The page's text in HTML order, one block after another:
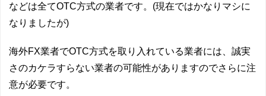
などは全てOTC方式の業者です。(現在ではかなりマシに
なりましたが)
海外FX業者でOTC方式を取り入れている業者には、誠実
さのカケラすらない業者の可能性がありますのでさらに注
意が必要です。